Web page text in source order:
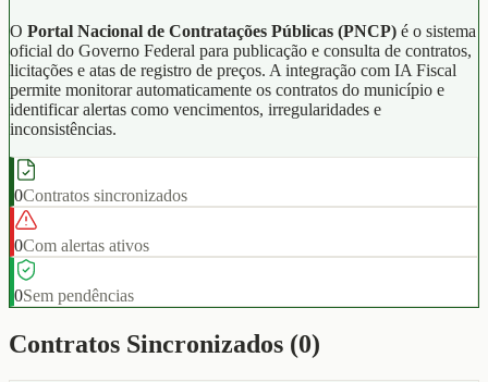
O Portal Nacional de Contratações Públicas (PNCP) é o sistema
oficial do Governo Federal para publicação e consulta de contratos,
licitações e atas de registro de preços. A integração com IA Fiscal
permite monitorar automaticamente os contratos do município e
identificar alertas como vencimentos, irregularidades e
inconsistências.
0Contratos sincronizados
0Com alertas ativos
0Sem pendências
Contratos Sincronizados (0)